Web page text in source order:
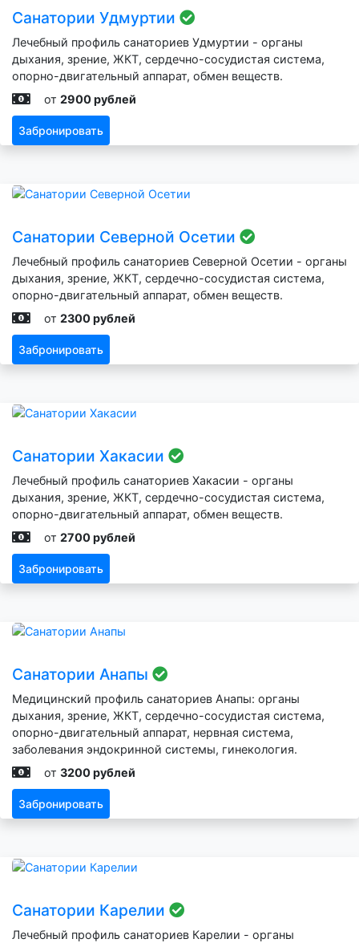
Санатории Удмуртии
Лечебный профиль санаториев Удмуртии - органы
дыхания, зрение, ЖКТ, сердечно-сосудистая система,
опорно-двигательный аппарат, обмен веществ.
от 2900 рублей
Забронировать
Санатории Северной Осетии
Лечебный профиль санаториев Северной Осетии - органы
дыхания, зрение, ЖКТ, сердечно-сосудистая система,
опорно-двигательный аппарат, обмен веществ.
от 2300 рублей
Забронировать
Санатории Хакасии
Лечебный профиль санаториев Хакасии - органы
дыхания, зрение, ЖКТ, сердечно-сосудистая система,
опорно-двигательный аппарат, обмен веществ.
от 2700 рублей
Забронировать
Санатории Анапы
Медицинский профиль санаториев Анапы: органы
дыхания, зрение, ЖКТ, сердечно-сосудистая система,
опорно-двигательный аппарат, нервная система,
заболевания эндокринной системы, гинекология.
от 3200 рублей
Забронировать
Санатории Карелии
Лечебный профиль санаториев Карелии - органы